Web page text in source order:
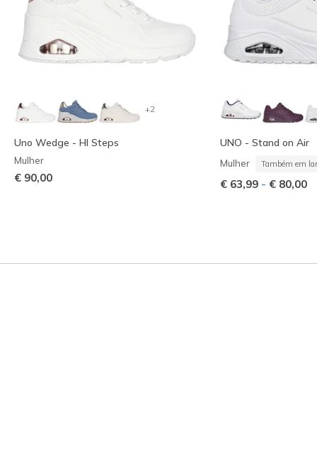
+2
Uno Wedge - HI Steps
Mulher
€ 90,00
UNO - Stand on Air
Mulher Também em
€ 63,99 - € 80,00